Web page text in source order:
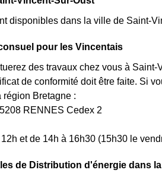
disponibles dans la ville de Saint-
pour les Vincentais
des travaux chez vous à
de conformité doit être faite. Si
Bretagne :
RENNES Cedex 2
et de 14h à 16h30 (15h30 le
de Distribution d'énergie dans